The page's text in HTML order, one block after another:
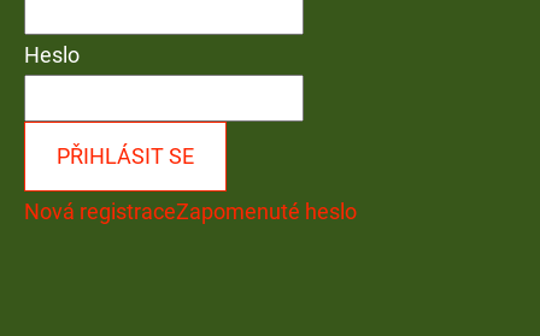
Heslo
PŘIHLÁSIT SE
Nová registraceZapomenuté heslo